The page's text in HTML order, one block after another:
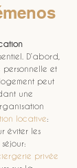
D’abord,
et
peut
une
locative:
éviter les
privée